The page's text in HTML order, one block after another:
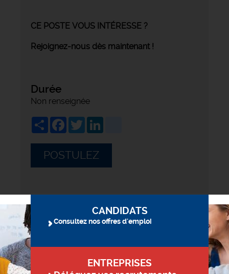
CE POSTE VOUS INTÉRESSE ?
Rejoignez-nous dès maintenant !
Durée
Non renseignée
ShareFacebook
Twitter
POSTULEZ
CANDIDATS
Consultez nos offres d'emploi
ENTREPRISES